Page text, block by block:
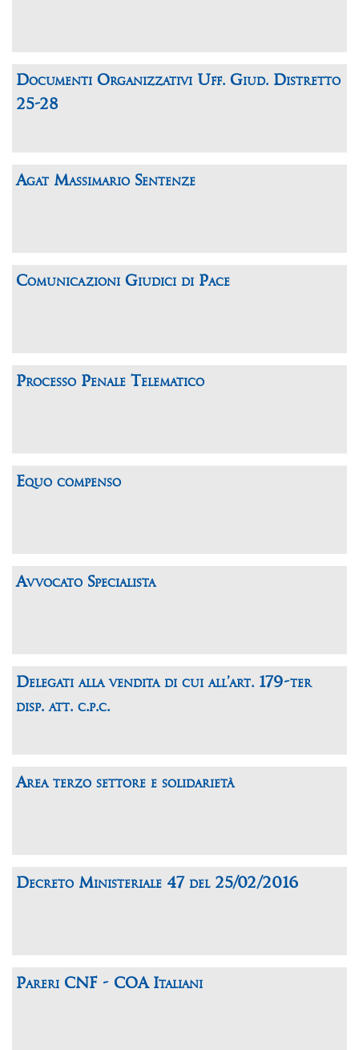
Documenti Organizzativi Uff. Giud. Distretto
25-28
Agat Massimario Sentenze
Comunicazioni Giudici di Pace
Processo Penale Telematico
Equo compenso
Avvocato Specialista
Delegati alla vendita di cui all’art. 179-ter
disp. att. c.p.c.
Area terzo settore e solidarietà
Decreto Ministeriale 47 del 25/02/2016
Pareri CNF - COA Italiani